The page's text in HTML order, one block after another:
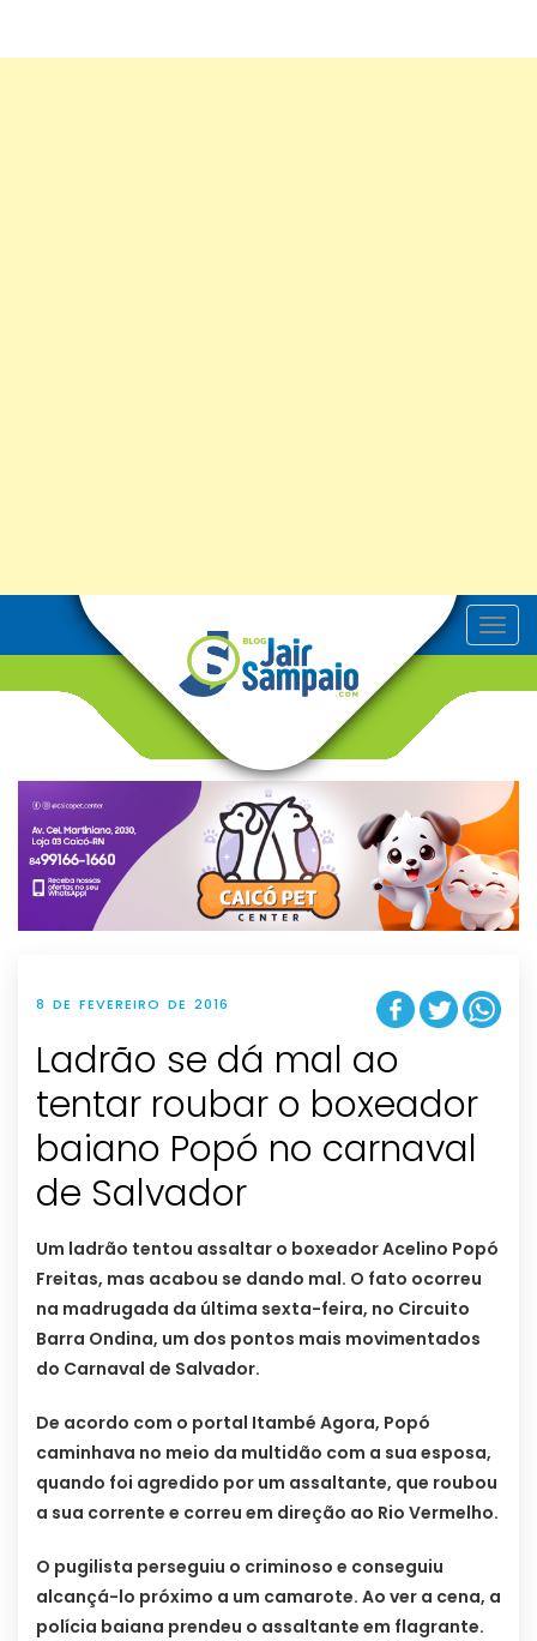
T
o
v
g
t
i
o
n
8 DE FEVEREIRO DE 2016
Ladrão se dá mal ao
tentar roubar o boxeador
baiano Popó no carnaval
de Salvador
Um ladrão tentou assaltar o boxeador Acelino Popó
Freitas, mas acabou se dando mal. O fato ocorreu
na madrugada da última sexta-feira, no Circuito
Barra Ondina, um dos pontos mais movimentados
do Carnaval de Salvador.
De acordo com o portal Itambé Agora, Popó
caminhava no meio da multidão com a sua esposa,
quando foi agredido por um assaltante, que roubou
a sua corrente e correu em direção ao Rio Vermelho.
O pugilista perseguiu o criminoso e conseguiu
alcançá-lo próximo a um camarote. Ao ver a cena, a
polícia baiana prendeu o assaltante em flagrante.